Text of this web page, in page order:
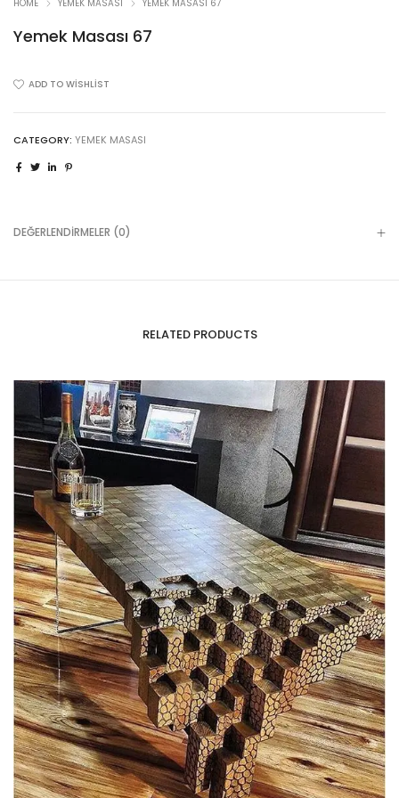
HOME YEMEK MASASI YEMEK MASASI 67
Yemek Masası 67
ADD TO WISHLIST
CATEGORY: YEMEK MASASI
DEĞERLENDIRMELER (0)
RELATED PRODUCTS